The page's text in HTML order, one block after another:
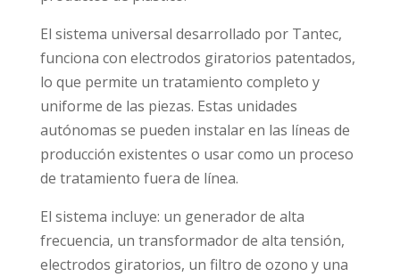
El sistema universal desarrollado por Tantec,
funciona con electrodos giratorios patentados,
lo que permite un tratamiento completo y
uniforme de las piezas. Estas unidades
autónomas se pueden instalar en las líneas de
producción existentes o usar como un proceso
de tratamiento fuera de línea.
El sistema incluye: un generador de alta
frecuencia, un transformador de alta tensión,
electrodos giratorios, un filtro de ozono y una